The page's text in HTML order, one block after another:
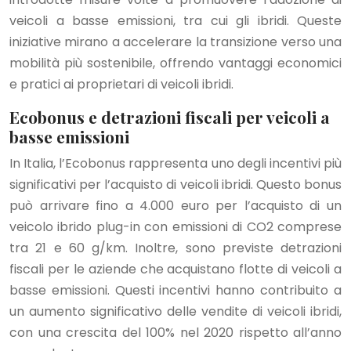
veicoli a basse emissioni, tra cui gli ibridi. Queste
iniziative mirano a accelerare la transizione verso una
mobilità più sostenibile, offrendo vantaggi economici
e pratici ai proprietari di veicoli ibridi.
Ecobonus e detrazioni fiscali per veicoli a
basse emissioni
In Italia, l’Ecobonus rappresenta uno degli incentivi più
significativi per l’acquisto di veicoli ibridi. Questo bonus
può arrivare fino a 4.000 euro per l’acquisto di un
veicolo ibrido plug-in con emissioni di CO2 comprese
tra 21 e 60 g/km. Inoltre, sono previste detrazioni
fiscali per le aziende che acquistano flotte di veicoli a
basse emissioni. Questi incentivi hanno contribuito a
un aumento significativo delle vendite di veicoli ibridi,
con una crescita del 100% nel 2020 rispetto all’anno